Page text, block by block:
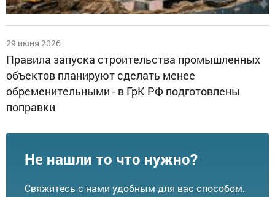
29 июня 2026
Правила запуска строительства промышленных
объектов планируют сделать менее
обременительными - в ГрК РФ подготовлены
поправки
Не нашли то что нужно?
Свяжитесь с нами удобным для вас способом.